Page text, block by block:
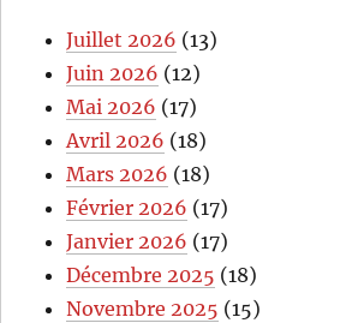
Juillet 2026 (13)
Juin 2026 (12)
Mai 2026 (17)
Avril 2026 (18)
Mars 2026 (18)
Février 2026 (17)
Janvier 2026 (17)
Décembre 2025 (18)
Novembre 2025 (15)